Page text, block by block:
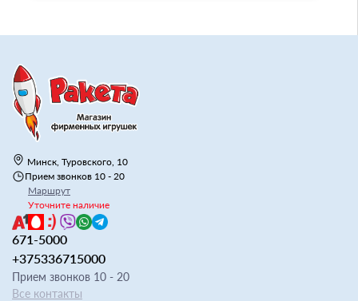
Минск, Туровского, 10
Прием звонков 10 - 20
Маршрут
Уточните наличие
671-5000
+375336715000
Прием звонков 10 - 20
Все контакты